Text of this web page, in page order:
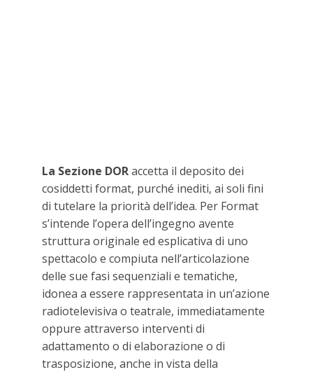
La Sezione DORaccetta il deposito dei
cosiddetti format, purché inediti, ai soli fini
di tutelare la priorità dell’idea. Per Format
s’intende l’opera dell’ingegno avente
struttura originale ed esplicativa di uno
spettacolo e compiuta nell’articolazione
delle sue fasi sequenziali e tematiche,
idonea a essere rappresentata in un’azione
radiotelevisiva o teatrale, immediatamente
oppure attraverso interventi di
adattamento o di elaborazione o di
trasposizione, anche in vista della